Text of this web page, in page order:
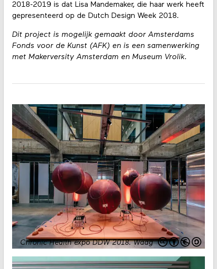
2018-2019 is dat Lisa Mandemaker, die haar werk heeft
gepresenteerd op de Dutch Design Week 2018.
Dit project is mogelijk gemaakt door Amsterdams
Fonds voor de Kunst (AFK) en is een samenwerking
met Makerversity Amsterdam en Museum Vrolik.
Chronic Health expo DDW 2018.Waag